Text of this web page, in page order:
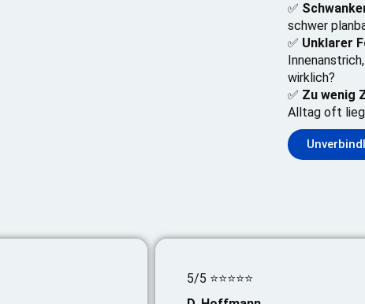
✅
schwer
✅ Unklarer
wirklich?
✅ Zu wenig
Alltag oft
5/5 ⭐⭐⭐⭐⭐